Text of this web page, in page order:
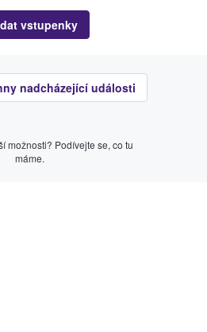
vstupenky
nadcházející události
možnosti? Podívejte se, co tu
máme.